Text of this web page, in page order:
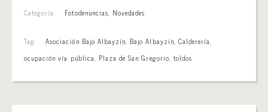
Categoría: Fotodenuncias, Novedades
Tag: Asociación Bajo Albayzín, Bajo Albayzín, Calderería,
ocupación vía pública, Plaza de San Gregorio, toldos